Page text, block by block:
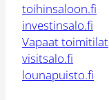
toihinsaloon.fi
investinsalo.fi
Vapaat toimitilat
visitsalo.fi
lounapuisto.fi